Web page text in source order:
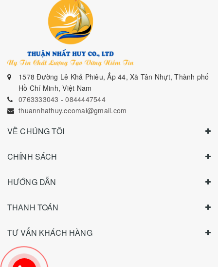
1578 Đường Lê Khả Phiêu, Ấp 44, Xã Tân Nhựt, Thành phố
Hồ Chí Minh, Việt Nam
0763333043 -0844447544
thuannhathuy.ceomai@gmail.com
VỀ CHÚNG TÔI
CHÍNH SÁCH
HƯỚNG DẪN
THANH TOÁN
TƯ VẤN KHÁCH HÀNG